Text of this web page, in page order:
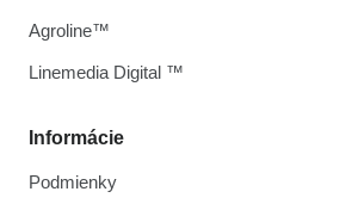
Informácie
Podmienky
Agroline™
Linemedia Digital ™